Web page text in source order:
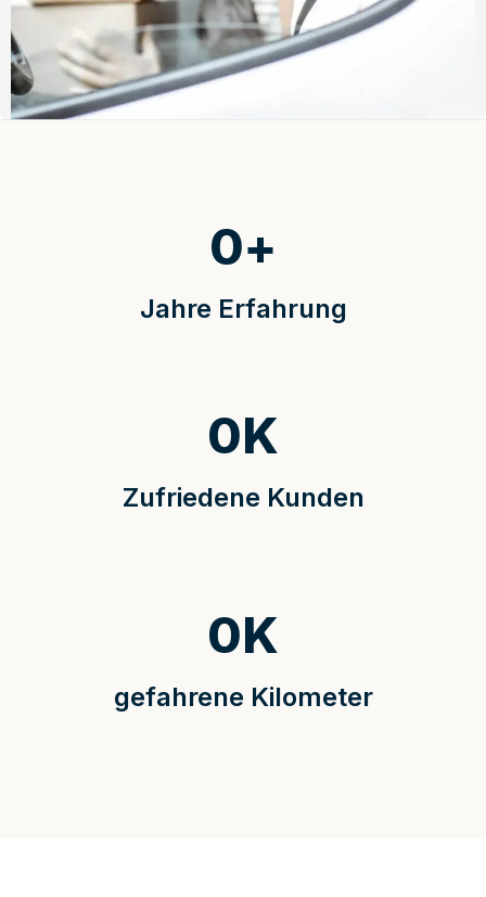
Jahre Erfahrung
0+
Zufriedene Kunden
0K
gefahrene Kilometer
0K